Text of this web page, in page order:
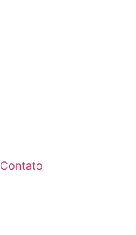
Contato